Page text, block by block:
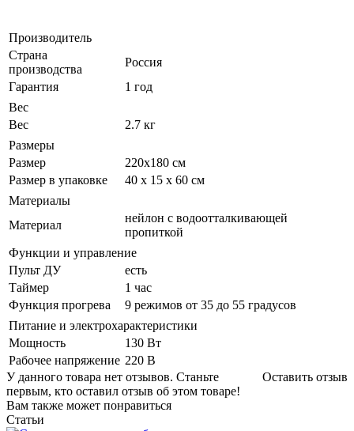
Производитель
Страна
производства
Россия
Гарантия
1 год
Вес
Вес
2.7 кг
Размеры
Размер
220х180 см
Размер в упаковке
40 x 15 x 60 см
Материалы
Материал
нейлон с водоотталкивающей
пропиткой
Функции и управление
Пульт ДУ
есть
Таймер
1 час
Функция прогрева
9 режимов от 35 до 55 градусов
Питание и электрохарактеристики
Мощность
130 Вт
Рабочее напряжение 220 В
Оставить отзыв
У данного товара нет отзывов. Станьте
первым, кто оставил отзыв об этом товаре!
Вам также может понравиться
Статьи